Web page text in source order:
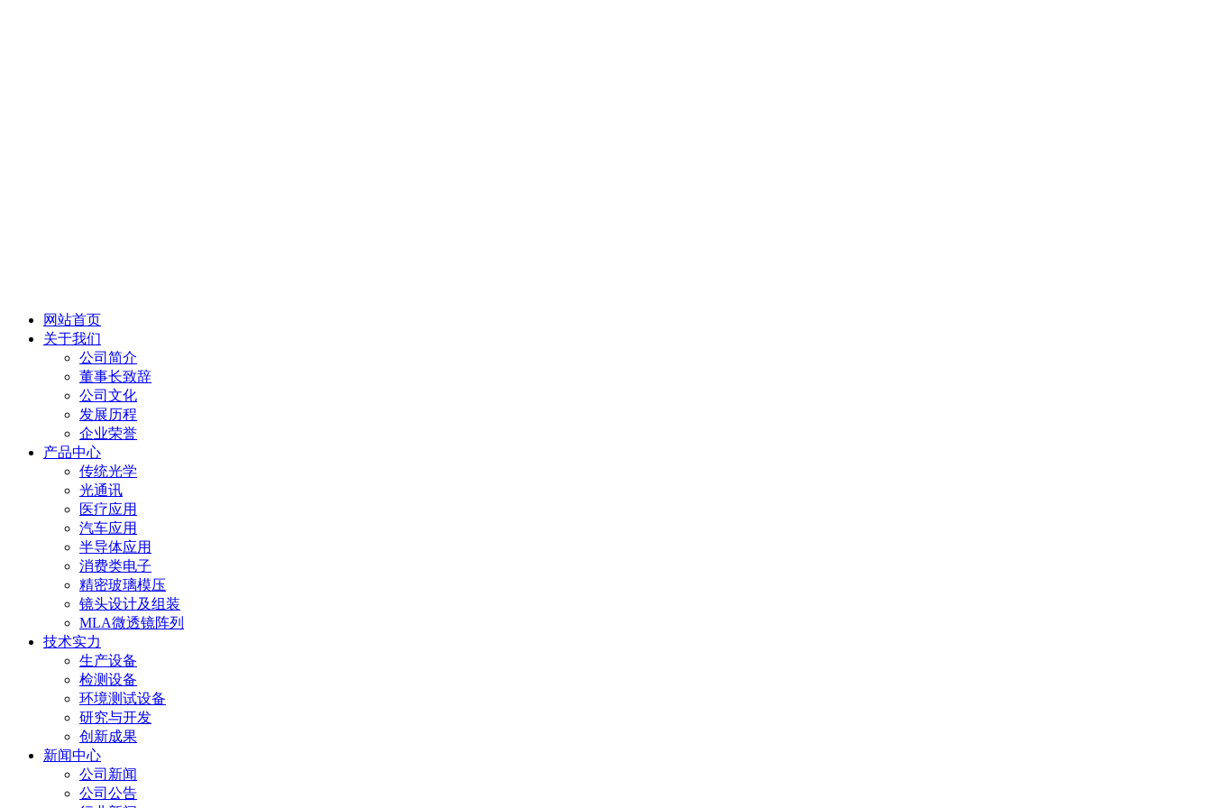
网站首页
关于我们
公司简介
董事长致辞
公司文化
发展历程
企业荣誉
产品中心
传统光学
光通讯
医疗应用
汽车应用
半导体应用
消费类电子
精密玻璃模压
镜头设计及组装
MLA微透镜阵列
技术实力
生产设备
检测设备
环境测试设备
研究与开发
创新成果
新闻中心
公司新闻
公司公告